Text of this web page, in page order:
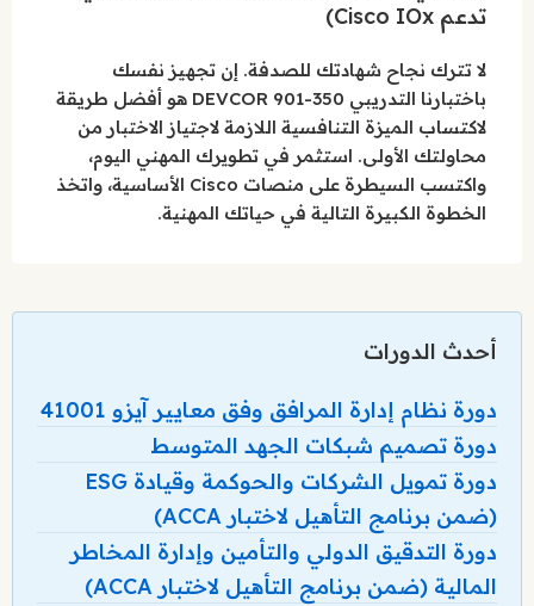
تدعم Cisco IOx)
لا تترك نجاح شهادتك للصدفة. إن تجهيز نفسك
باختبارنا التدريبي 350-901 DEVCOR هو أفضل طريقة
لاكتساب الميزة التنافسية اللازمة لاجتياز الاختبار من
محاولتك الأولى. استثمر في تطويرك المهني اليوم،
واكتسب السيطرة على منصات Cisco الأساسية، واتخذ
الخطوة الكبيرة التالية في حياتك المهنية.
أحدث الدورات
دورة نظام إدارة المرافق وفق معايير آيزو 41001
دورة تصميم شبكات الجهد المتوسط
دورة تمويل الشركات والحوكمة وقيادة ESG
(ضمن برنامج التأهيل لاختبار ACCA)
دورة التدقيق الدولي والتأمين وإدارة المخاطر
المالية (ضمن برنامج التأهيل لاختبار ACCA)